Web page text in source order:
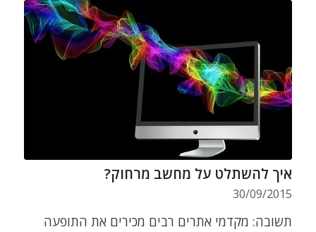
איך להשתלט על מחשב מרחוק?
30/09/2015
תשובה: מקדמי אתרים רבים מכירים את התופעה